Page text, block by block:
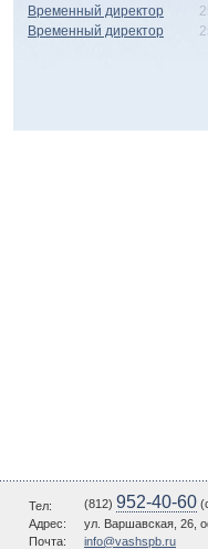
Временный директор
Временный директор
Тел: (812) 952-40-60
Адрес:
ул. Варшавская, 26,
Почта:
info@vashspb.ru